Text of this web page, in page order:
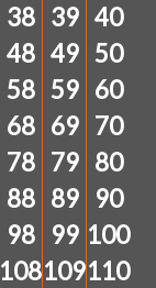
38 39 40
48 49 50
58 59 60
68 69 70
78 79 80
88 89
90
98 99 100
108109110